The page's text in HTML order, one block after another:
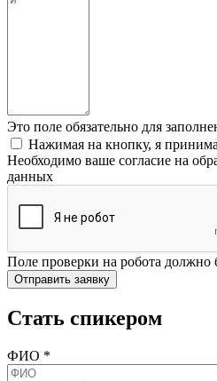
Это поле обязательно для
Нажимая на кнопку, я
Необходимо ваше согласие на
данных
Поле проверки на робота должно
Стать спикером
ФИО *